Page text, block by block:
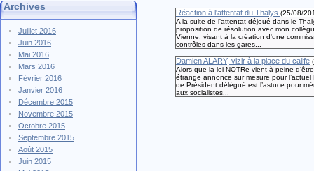
Archives
Juillet 2016
Juin 2016
Mai 2016
Mars 2016
Février 2016
Janvier 2016
Décembre 2015
Novembre 2015
Octobre 2015
Septembre 2015
Août 2015
Juin 2015
Réaction à l'attentat du Thalys (25/08/
A la suite de l'attentat déjoué dans le
proposition de résolution avec mon
Vienne, visant à la création d'une
contrôles dans les gares...
Damien ALARY, vizir à la place du calife (
Alors que la loi NOTRe vient à peine
étrange annonce sur mesure pour
de Président délégué est l’astuce pour
aux socialistes...